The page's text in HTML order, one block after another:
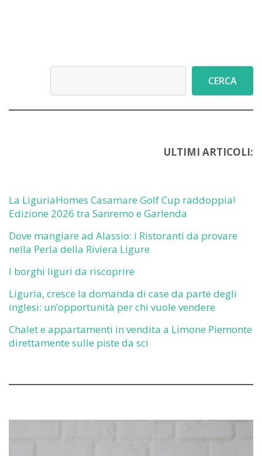
CERCA
ULTIMI ARTICOLI:
La LiguriaHomes Casamare Golf Cup raddoppia!
Edizione 2026 tra Sanremo e Garlenda
Dove mangiare ad Alassio: i Ristoranti da provare
nella Perla della Riviera Ligure
I borghi liguri da riscoprire
Liguria, cresce la domanda di case da parte degli
inglesi: un’opportunità per chi vuole vendere
Chalet e appartamenti in vendita a Limone Piemonte
direttamente sulle piste da sci